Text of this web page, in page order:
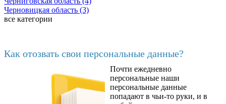
Черновицкая область (3)
все категории
Как отозвать свои персональные данные?
Почти ежедневно
персональные наши
персональные данные
попадают в чьи-то руки, и в